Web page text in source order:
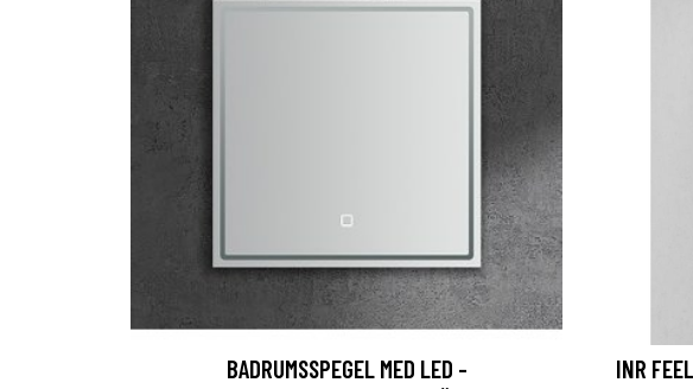
BADRUMSSPEGEL MED LED -
INR